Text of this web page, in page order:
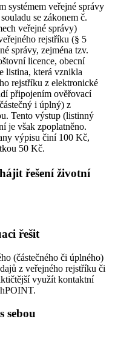
systémem veřejné správy
se zákonem č.
veřejné správy)
rejstříku (§ 5
správy, zejména tzv.
licence, obecní
listina, která vznikla
rejstříku z elektronické
připojením ověřovací
i úplný) z
Tento výstup (listinný
je však zpoplatněno.
výpisu činí 100 Kč,
50 Kč.
řešení životní
řešit
(částečného či úplného)
z veřejného rejstříku či
využít kontaktní
sebou